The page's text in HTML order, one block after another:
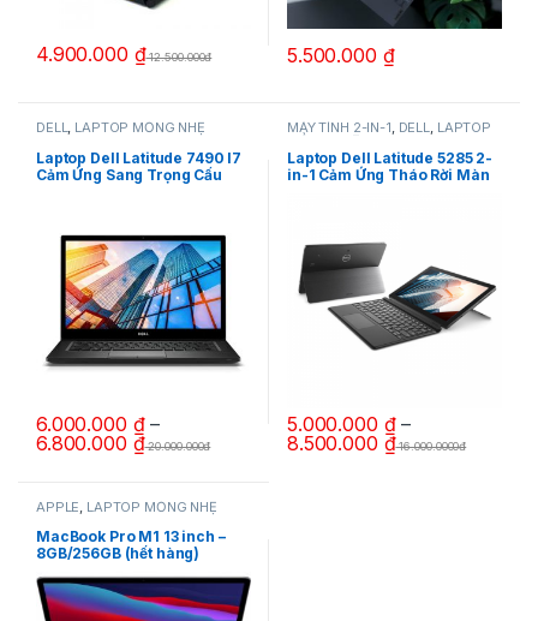
4.900.000 ₫12.500.000đ 5.500.000 ₫
DELL, LAPTOP MỎNG NHẸ
Laptop Dell Latitude 7490 I7
Cảm Ứng Sang Trọng Cấu
6.000.000 ₫–
6.800.000 ₫20.000.000đ
Sản phẩm này có nhiều biến thể. Các tùy chọn có thể được chọn
MÁY TÍNH 2-IN-1, DELL, LAPTOP
MỎNG NHẸ
Laptop Dell Latitude 5285 2-
in-1 Cảm Ứng Tháo Rời Màn
5.000.000 ₫–
8.500.000 ₫16.000.0000đ
Sản phẩm này có nhiều biến
APPLE LAPTOP MỎNG NHẸ
MacBook Pro M1 13 inch –
8GB/256GB (hết hàng)